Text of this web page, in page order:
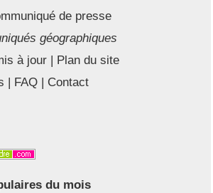
de presse
géographiques
à jour | Plan du site
| FAQ | Contact
du mois